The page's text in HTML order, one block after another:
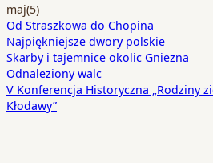
maj(5)
Od Straszkowa do Chopina
Najpiękniejsze dwory polskie
Skarby i tajemnice okolic Gniezna
Odnaleziony walc
V Konferencja Historyczna „Rodziny
Kłodawy”